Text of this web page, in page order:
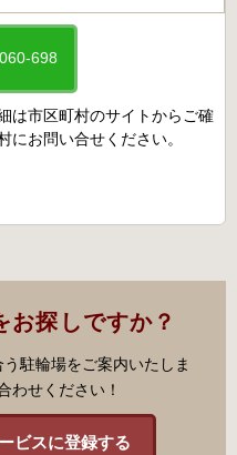
698
は市区町村のサイトからご確
にお問い合せください。
お探しですか？
駐輪場をご案内いたしま
わせください！
ビスに登録する